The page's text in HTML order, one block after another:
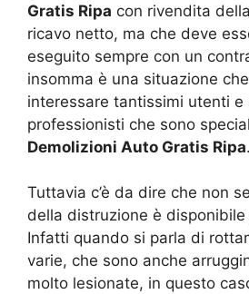
Gratis Ripa con rivendita
ricavo netto, ma che deve
eseguito sempre con un
insomma è una situazione
interessare tantissimi utenti e
professionisti che sono
Demolizioni Auto Gratis Ripa.
Tuttavia c’è da dire che non
della distruzione è
Infatti quando si parla di
varie, che sono anche
molto lesionate, in questo